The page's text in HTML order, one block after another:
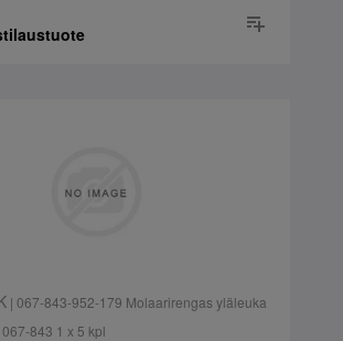
| 067-843-952-179 Molaarirengas yläleuka
843 1 x 5 kpl